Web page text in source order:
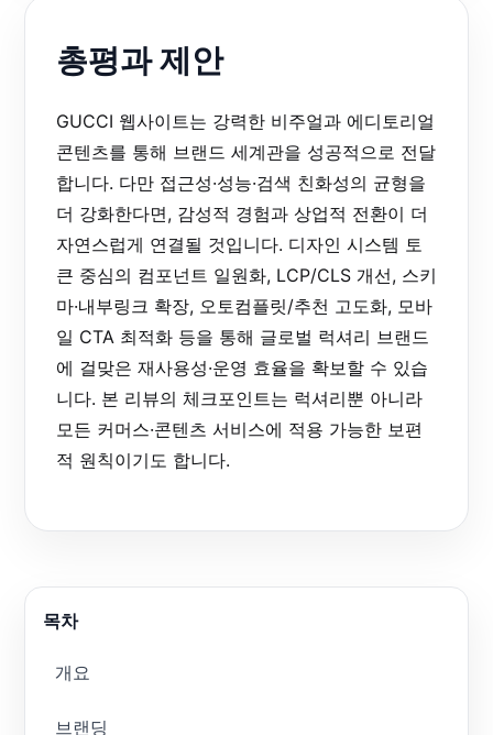
총평과 제안
GUCCI 웹사이트는 강력한 비주얼과 에디토리얼
콘텐츠를 통해 브랜드 세계관을 성공적으로 전달
합니다. 다만 접근성·성능·검색 친화성의 균형을
더 강화한다면, 감성적 경험과 상업적 전환이 더
자연스럽게 연결될 것입니다. 디자인 시스템 토
큰 중심의 컴포넌트 일원화, LCP/CLS 개선, 스키
마·내부링크 확장, 오토컴플릿/추천 고도화, 모바
일 CTA 최적화 등을 통해 글로벌 럭셔리 브랜드
에 걸맞은 재사용성·운영 효율을 확보할 수 있습
니다. 본 리뷰의 체크포인트는 럭셔리뿐 아니라
모든 커머스·콘텐츠 서비스에 적용 가능한 보편
적 원칙이기도 합니다.
목차
개요
브랜딩